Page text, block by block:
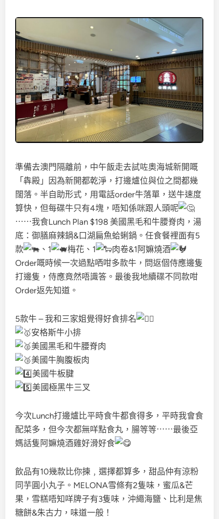
準備去澳門隔離前，中午飯走去試咗奧海城新開嘅
「犇殿」因為新開都乾淨，打邊爐位與位之間都幾
闊落。半自助形式，用電話order牛落單，送牛速度
算快，但每碟牛只有4塊，唔知係咪跟人頭呢
⋯⋯我食Lunch Plan $198 美國黑毛和牛腰脊肉，湯
底：御膳麻辣鍋&口湖扁魚蛤蜊鍋。任食餐裡面有5
款
、1 梅花、1
肉卷&1阿嫲燒酒
Order嘅時候一次過點哂咁多款牛，問返個侍應邊隻
打邊隻，侍應竟然唔識答。最後我地續碟不同款咁
Order返先知道。
5款牛 – 我和三家姐覺得好食排名
安格斯牛小排
美國黑毛和牛腰脊肉
美國牛胸腹板肉
美國牛板腱
美國極黑牛三叉
今次Lunch打邊爐比平時食牛都食得多，平時我會食
配菜多，但今次都無咩點食丸，腸等等⋯⋯最後亞
媽話隻阿嫲燒酒雞好滑好食
飲品有10幾款比你揀﹐選擇都算多，甜品仲有涼粉
同芋圓小丸子。MELONA雪條有2隻味，蜜瓜&芒
果，雪糕唔知咩牌子有3隻味，沖繩海鹽、比利是焦
糖餅&朱古力，味道一般！